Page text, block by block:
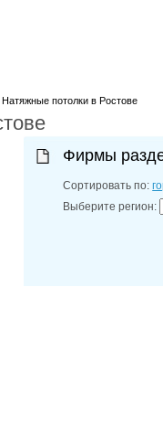
Натяжные потолки в Ростове
Фирмы
Сортировать по:
Выберите регион: